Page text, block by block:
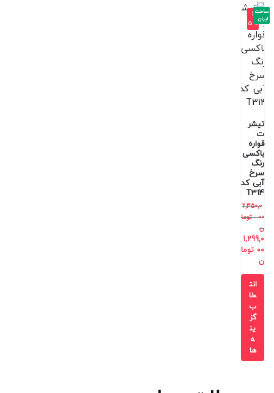
-4
5%
تیشر
ت
قواره
باکسی
رنگ
سرخ
آبی کد
T314
2,350,0
00
توما
ن
1,299,0
00 توما
ن
ساخت
ایران
انت
خا
ب
گز
ین
ه
ها